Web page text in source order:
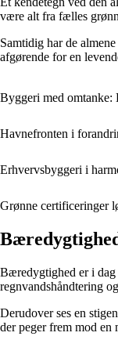
være alt fra fælles
Samtidig har de
afgørende for en
Byggeri med omtanke:
Havnefronten i
Erhvervsbyggeri i
Grønne certificeringer
Bæredygtighed er i dag
regnvandshåndtering
Derudover ses en
der peger frem mod en